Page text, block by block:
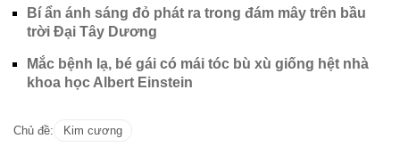
Bí ẩn ánh sáng đỏ phát ra trong đám mây trên bầu
trời Đại Tây Dương
Mắc bệnh lạ, bé gái có mái tóc bù xù giống hệt nhà
khoa học Albert Einstein
Chủ đề: Kim cương